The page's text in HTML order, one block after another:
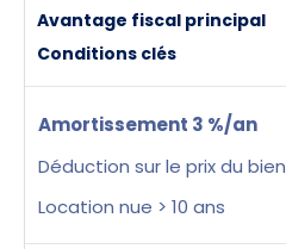
Avantage fiscal principal
Conditions clés
Amortissement 3 %/an
Déduction sur le prix du bien
Location nue > 10 ans